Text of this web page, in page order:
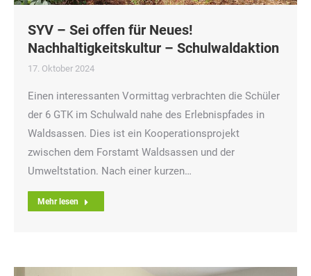
SYV – Sei offen für Neues!
Nachhaltigkeitskultur – Schulwaldaktion
17. Oktober 2024
Einen interessanten Vormittag verbrachten die Schüler
der 6 GTK im Schulwald nahe des Erlebnispfades in
Waldsassen. Dies ist ein Kooperationsprojekt
zwischen dem Forstamt Waldsassen und der
Umweltstation. Nach einer kurzen…
Mehr lesen